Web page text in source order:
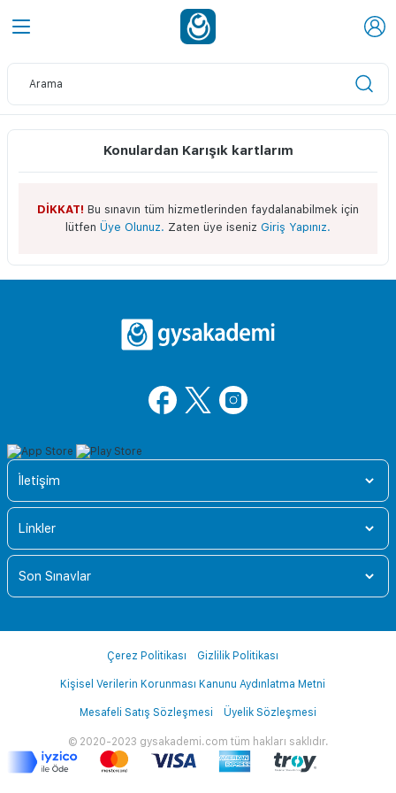
Konulardan Karışık kartlarım
DİKKAT! Bu sınavın tüm hizmetlerinden faydalanabilmek için
lütfen Üye Olunuz. Zaten üye iseniz Giriş Yapınız.
İletişim
Linkler
Son Sınavlar
© 2020-2023 gysakademi.com tüm hakları saklıdır.
Çerez Politikası Gizlilik Politikası
Kişisel Verilerin Korunması Kanunu Aydınlatma Metni
Mesafeli Satış Sözleşmesi Üyelik Sözleşmesi